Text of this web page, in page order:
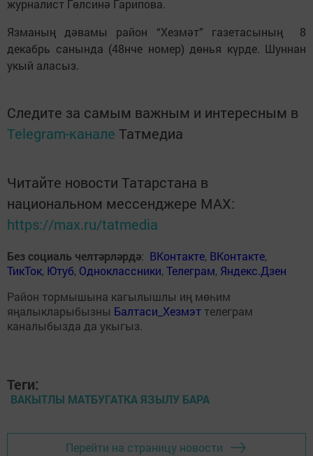
журналист Гөлсинә Гарипова.
Язманың дәвамы район “Хезмәт” газетасының 8
декабрь санында (48нче номер) дөнья күрде. Шуннан
укый аласыз.
Следите за самым важным и интересным в
Telegram-канале Татмедиа
Читайте новости Татарстана в
национальном мессенджере MАХ:
https://max.ru/tatmedia
Без социаль челтәрләрдә: ВКонтакте, ВКонтакте,
ТикТок, Ютуб, Одноклассники,Телеграм, Яндекс.Дзен
Район тормышына кагылышлы иң мөһим
яңалыкларыбызны Балтаси_Хезмэт телеграм
каналыбызда да укыгыз.
Теги:
ВАКЫТЛЫ МАТБУГАТКА ЯЗЫЛУ БАРА
Перейти на страницу новости